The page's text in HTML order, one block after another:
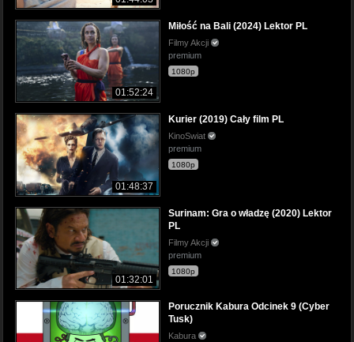
01:52:24
Miłość na Bali (2024) Lektor PL
Filmy Akcji
premium
1080p
01:48:37
Kurier (2019) Cały film PL
KinoSwiat
premium
1080p
01:32:01
Surinam: Gra o władzę (2020) Lektor
PL
Filmy Akcji
premium
1080p
Porucznik Kabura Odcinek 9 (Cyber
Tusk)
Kabura